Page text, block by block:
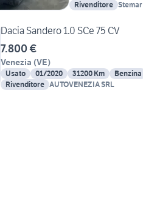
Rivenditore
Dacia Sandero 1.0 SCe 75 CV
7.800 €
Venezia (VE)
Usato 01/2020 31200 Km Benzina
Rivenditore AUTOVENEZIA SRL